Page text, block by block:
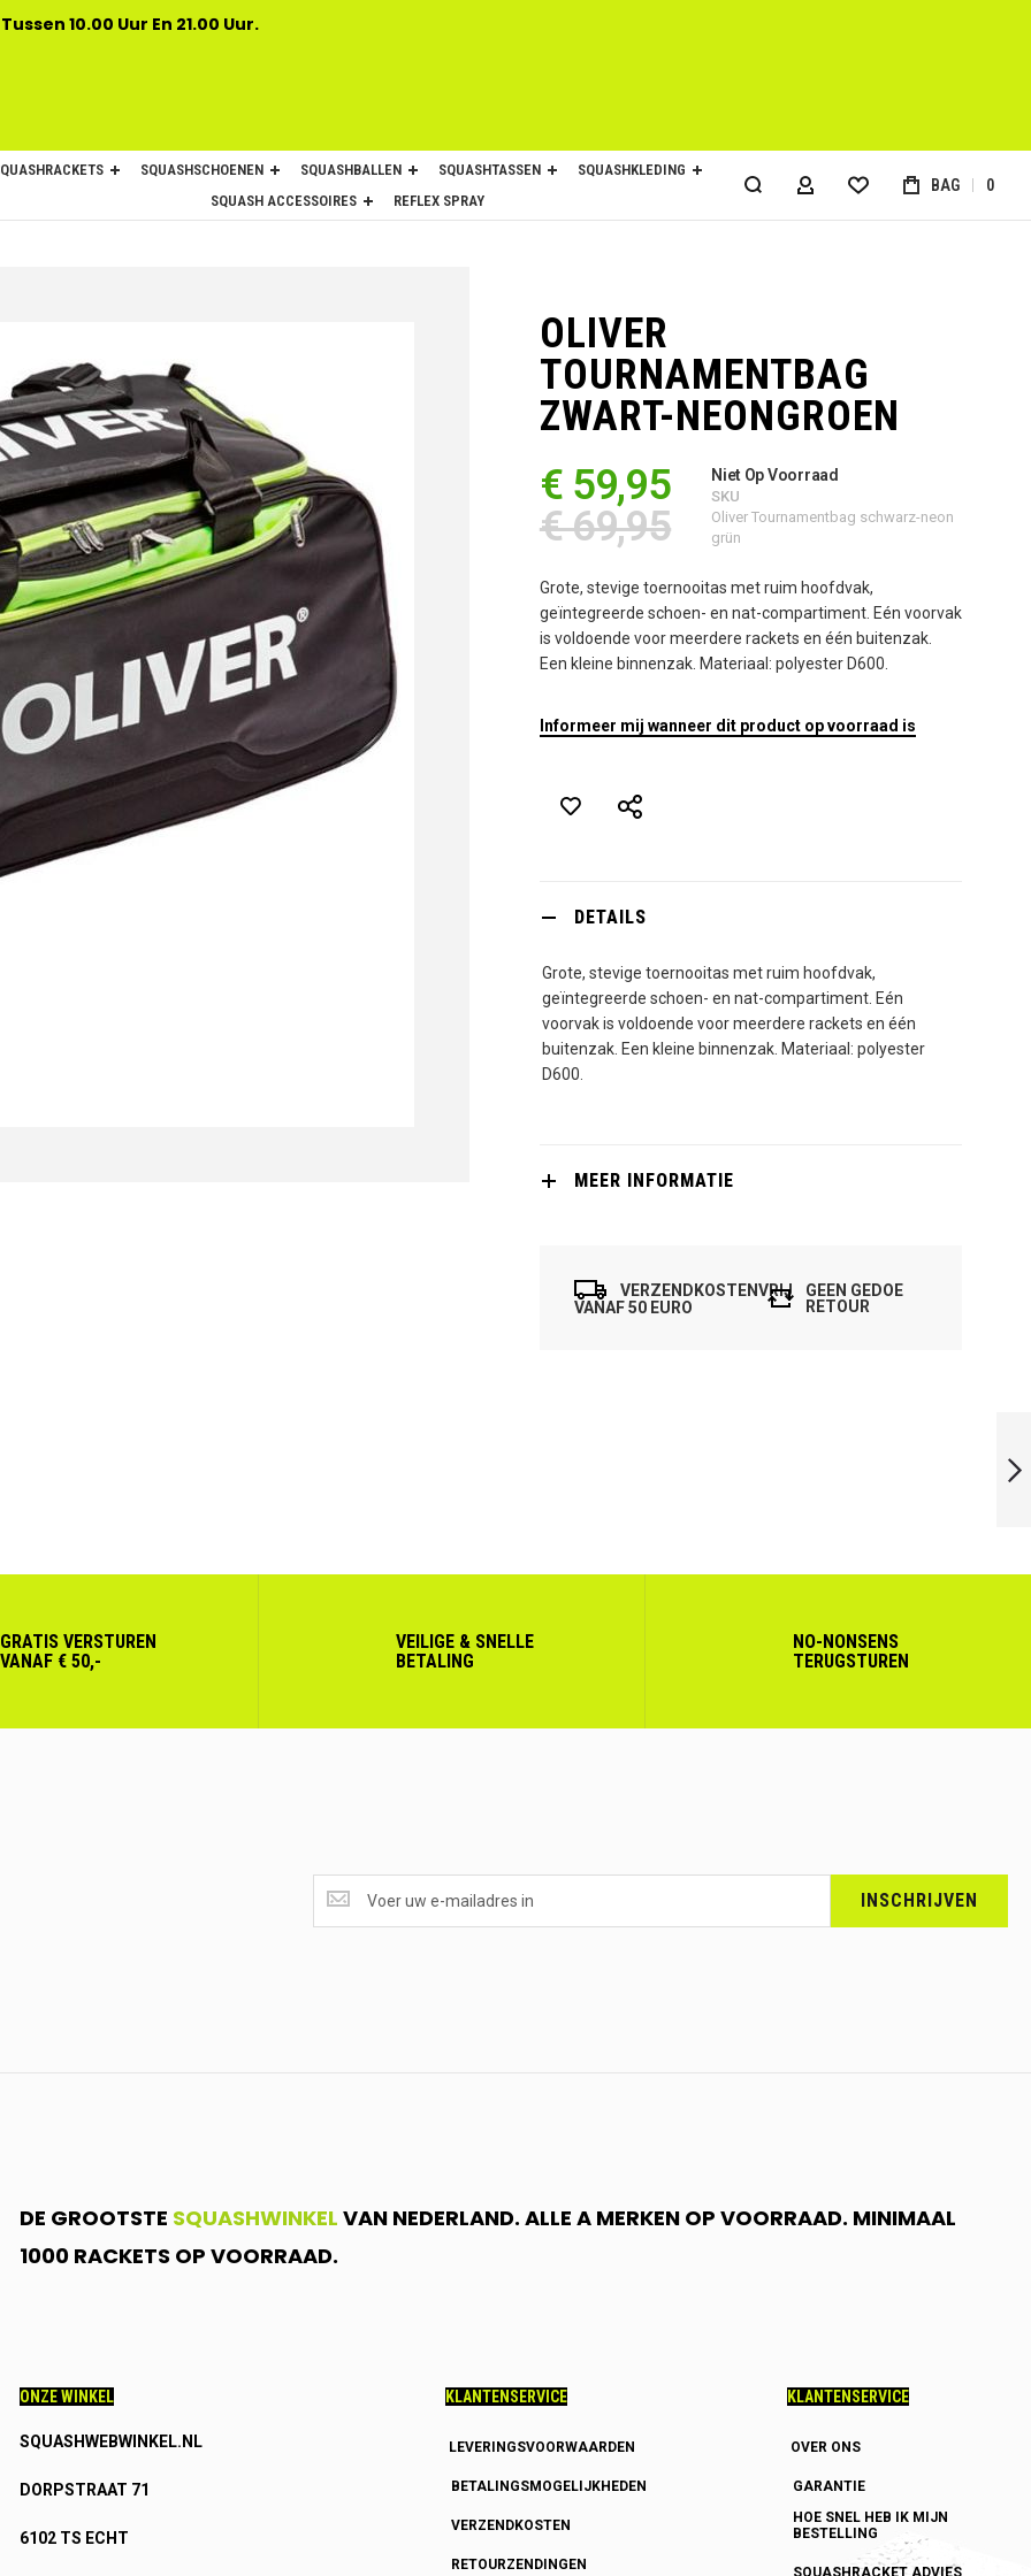
10.00 Uur En 21.00 Uur.
SQUASHSCHOENEN SQUASHBALLEN SQUASHTASSEN
SQUASHKLEDING
SQUASH ACCESSOIRES
REFLEX SPRAY ACCOUNT BAG 0
OLIVER
TOURNAMENTBAG
ZWART-NEONGROEN
€ 59,95
€ 69,95
Niet Op Voorraad
SKU
Oliver Tournamentbag schwarz-neon
grün
Grote, stevige toernooitas met ruim hoofdvak,
geïntegreerde schoen- en nat-compartiment. Eén voorvak
is voldoende voor meerdere rackets en één buitenzak.
Een kleine binnenzak. Materiaal: polyester D600.
Informeer mij wanneer dit product op voorraad is
DETAILS
Grote, stevige toernooitas met ruim hoofdvak,
geïntegreerde schoen- en nat-compartiment. Eén
voorvak is voldoende voor meerdere rackets en één
buitenzak. Een kleine binnenzak. Materiaal: polyester
D600.
MEER INFORMATIE
VERZENDKOSTENVRIJ
VANAF 50 EURO
GEEN GEDOE
RETOUR
GRATIS VERSTUREN
VANAF € 50,-
VEILIGE & SNELLE
BETALING
NO-NONSENS
TERUGSTUREN
ONTVANGEN?
<br>SCHRIJF
INSCHRIJVEN
DE GROOTSTE SQUASHWINKEL VAN NEDERLAND. ALLE A MERKEN OP VOORRAAD. MINIMAAL
1000 RACKETS OP VOORRAAD.
ONZE WINKEL
SQUASHWEBWINKEL.NL
DORPSTRAAT 71
6102 TS ECHT
KLANTENSERVICE
LEVERINGSVOORWAARDEN
BETALINGSMOGELIJKHEDEN
VERZENDKOSTEN
RETOURZENDINGEN
KLANTENSERVICE
OVER ONS
GARANTIE
HOE SNEL HEB IK MIJN
BESTELLING
SQUASHRACKET ADVIES